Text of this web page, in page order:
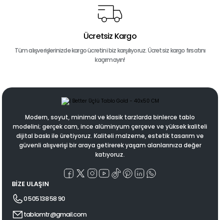
Ücretsiz Kargo
Tüm alışverişlerinizde kargo ücretini biz karşılıyoruz. Ücretsiz kargo fırsatını
kaçırmayın!
Modern, soyut, minimal ve klasik tarzlarda binlerce tablo
modelini; gerçek cam, ince alüminyum çerçeve ve yüksek kaliteli
dijital baskı ile üretiyoruz. Kaliteli malzeme, estetik tasarım ve
güvenli alışverişi bir araya getirerek yaşam alanlarınıza değer
katıyoruz.
BİZE ULAŞIN
0 505 138 58 90
tablomtr@gmail.com